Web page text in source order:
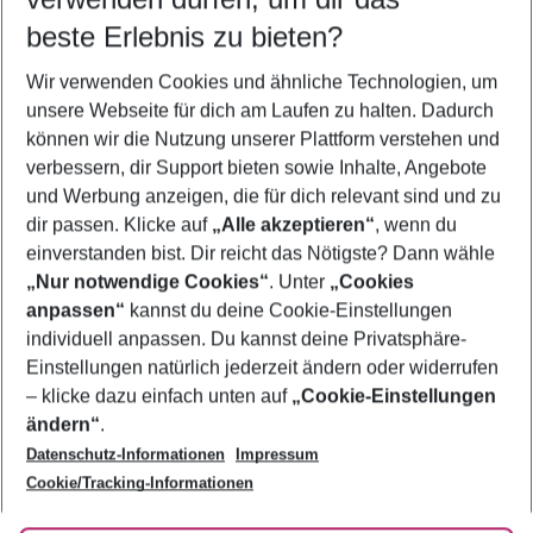
5-8 Nächte
2 Erwachsene Keine Kinder
Mehr Filter anzeigen
Footer
Footer navigation
Über uns
AGB
Bestpreisgarantie
Cookie-Einstellungen ändern
Cookie-Richtlinie
Agenturbetreuung
Barrierefreies Reisen
Folge uns
beste Erlebnis zu bieten?
Wir verwenden Cookies und ähnliche Technologien, um
unsere Webseite für dich am Laufen zu halten. Dadurch
können wir die Nutzung unserer Plattform verstehen und
verbessern, dir Support bieten sowie Inhalte, Angebote
und Werbung anzeigen, die für dich relevant sind und zu
dir passen. Klicke auf „Alle akzeptieren“, wenn du
einverstanden bist. Dir reicht das Nötigste? Dann wähle
„Nur notwendige Cookies“. Unter „Cookies
anpassen“ kannst du deine Cookie-Einstellungen
individuell anpassen. Du kannst deine Privatsphäre-
Einstellungen natürlich jederzeit ändern oder widerrufen
– klicke dazu einfach unten auf „Cookie-Einstellungen
ändern“.
Datenschutz-Informationen
Impressum
Cookie/Tracking-Informationen